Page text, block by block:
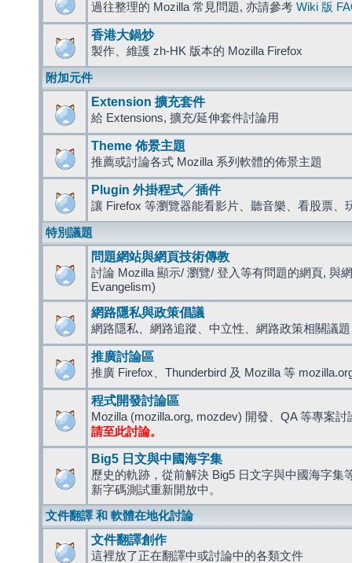
過往整理的 Mozilla 常見問題, 亦請參考 Wiki 版
香港大鍋炒
製作、維護 zh-HK 版本的 Mozilla Firefox
附加元件
Extension 擴充套件
給 Extensions, 擴充/延伸套件討論用
Theme 佈景主題
推薦或討論各式 Mozilla 系列軟體的佈景主題
Plugin 外掛程式╱插件
讓 Firefox 等瀏覽器能看影片、聽音樂、看股票、
特別議題
問題網站與網頁技術傳教
討論 Mozilla 顯示/ 瀏覽/ 登入等有問題的網頁, 與
Evangelism)
網路隱私與政策倡議
網路隱私、網路追蹤、中立性、網路政策相關議題
推廣討論區
推廣 Firefox、Thunderbird 及 Mozilla 等
程式開發討論區
Mozilla (mozilla.org, mozdev) 開發、QA 等專案討
請至此討論。
Big5 日文與中國海字集
歷史的軌跡，從前解決 Big5 日文字與中國海字集
新字碼測試重新開放中。
文件翻譯 和 軟體在地化討論
文件翻譯創作
這裡放了正在翻譯中或討論中的各類文件